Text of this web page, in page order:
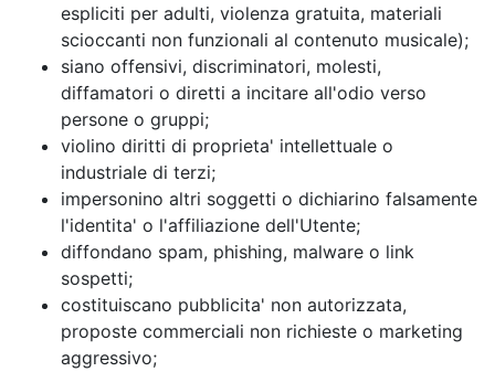
espliciti per adulti, violenza gratuita, materiali
scioccanti non funzionali al contenuto musicale);
siano offensivi, discriminatori, molesti,
diffamatori o diretti a incitare all'odio verso
persone o gruppi;
violino diritti di proprieta' intellettuale o
industriale di terzi;
impersonino altri soggetti o dichiarino falsamente
l'identita' o l'affiliazione dell'Utente;
diffondano spam, phishing, malware o link
sospetti;
costituiscano pubblicita' non autorizzata,
proposte commerciali non richieste o marketing
aggressivo;